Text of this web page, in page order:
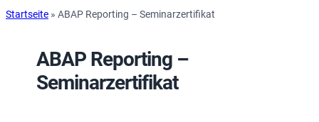
Startseite » ABAP Reporting – Seminarzertifikat
ABAP Reporting –
Seminarzertifikat